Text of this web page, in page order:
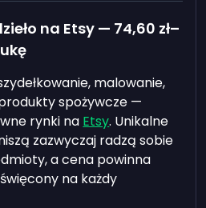
na Etsy — 74,60 zł–
malowanie,
spożywcze —
rynki na Etsy. Unikalne
zazwyczaj radzą sobie
a cena powinna
na każdy